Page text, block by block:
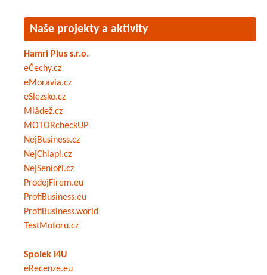
Naše projekty a aktivity
Hamri Plus s.r.o.
eČechy.cz
eMoravia.cz
eSlezsko.cz
Mládež.cz
MOTORcheckUP
NejBusiness.cz
NejChlapi.cz
NejSenioři.cz
ProdejFirem.eu
ProfiBusiness.eu
ProfiBusiness.world
TestMotoru.cz
Spolek I4U
eRecenze.eu